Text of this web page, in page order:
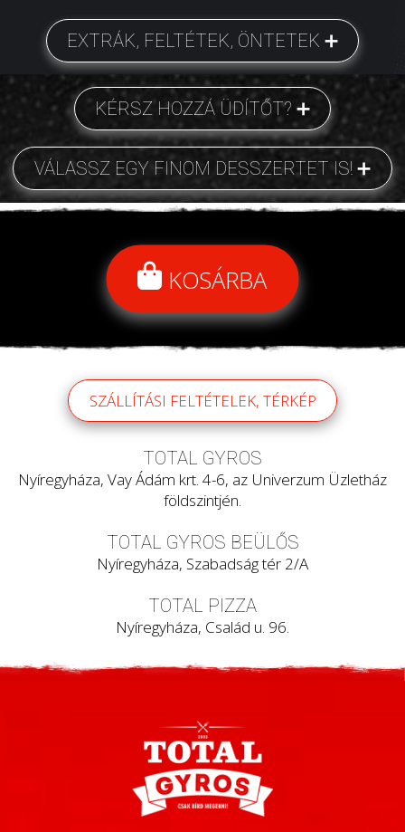
EXTRÁK, FELTÉTEK, ÖNTETEK
KÉRSZ HOZZÁ ÜDÍTŐT?
VÁLASSZ EGY FINOM DESSZERTET IS!
KOSÁRBA
SZÁLLÍTÁSI FELTÉTELEK, TÉRKÉP
TOTAL GYROS
Nyíregyháza, Vay Ádám krt. 4-6, az Univerzum Üzletház
földszintjén.
TOTAL GYROS BEÜLŐS
Nyíregyháza, Szabadság tér 2/A
TOTAL PIZZA
Nyíregyháza, Család u. 96.